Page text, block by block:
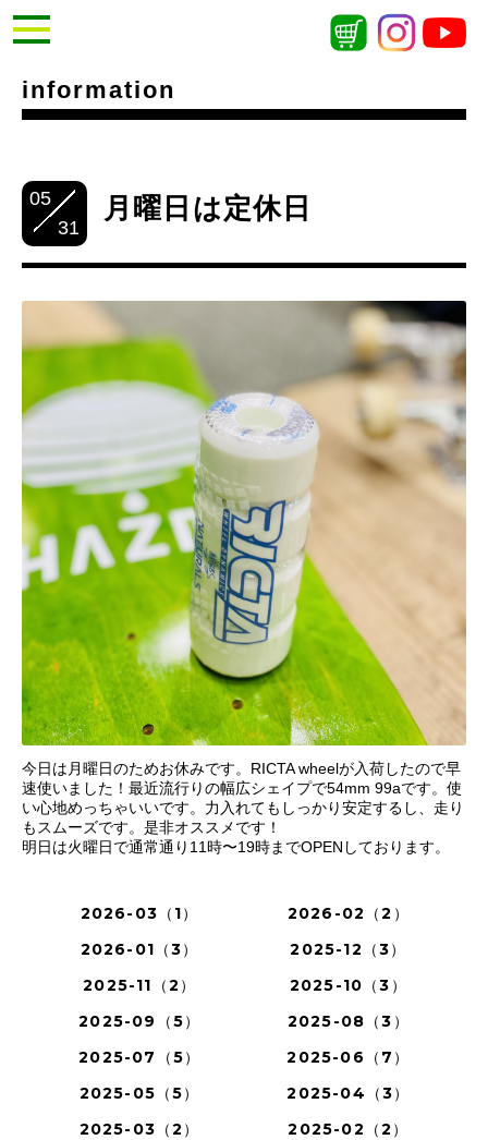
information
05
31
月曜日は定休日
今日は月曜日のためお休みです。RICTA wheelが入荷したので早
速使いました！最近流行りの幅広シェイプで54mm 99aです。使
い心地めっちゃいいです。力入れてもしっかり安定するし、走り
もスムーズです。是非オススメです！
明日は火曜日で通常通り11時〜19時までOPENしております。
2026-03（1）
2026-02（2）
2026-01（3）
2025-12（3）
2025-11（2）
2025-10（3）
2025-09（5）
2025-08（3）
2025-07（5）
2025-06（7）
2025-05（5）
2025-04（3）
2025-03（2）
2025-02（2）